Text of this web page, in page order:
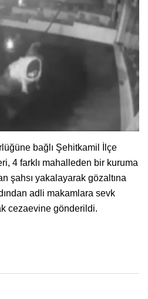
bağlı Şehitkamil İlçe
4 farklı mahalleden bir kuruma
şahsı yakalayarak gözaltına
adli makamlara sevk
cezaevine gönderildi.